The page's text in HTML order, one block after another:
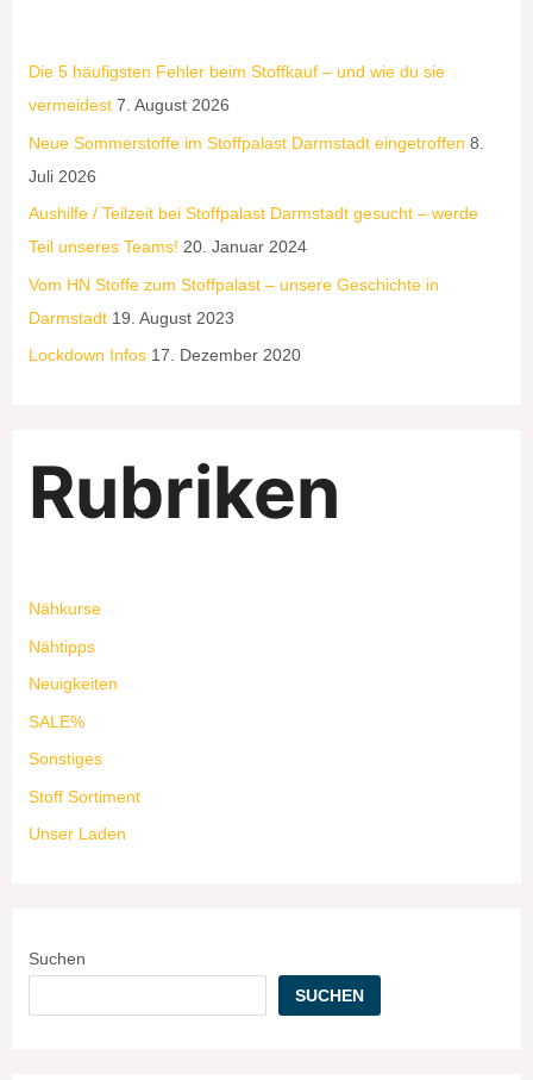
Die 5 häufigsten Fehler beim Stoffkauf – und wie du sie
vermeidest 7. August 2026
Neue Sommerstoffe im Stoffpalast Darmstadt eingetroffen 8.
Juli 2026
Aushilfe / Teilzeit bei Stoffpalast Darmstadt gesucht – werde
Teil unseres Teams! 20. Januar 2024
Vom HN Stoffe zum Stoffpalast – unsere Geschichte in
Darmstadt 19. August 2023
Lockdown Infos 17. Dezember 2020
Rubriken
Nähkurse
Nähtipps
Neuigkeiten
SALE%
Sonstiges
Stoff Sortiment
Unser Laden
Suchen
SUCHEN